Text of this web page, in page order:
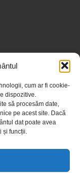
cum ar fi cookie-
dispozitive.
să procesăm date,
pe acest site. Dacă
dat poate avea
și funcții.